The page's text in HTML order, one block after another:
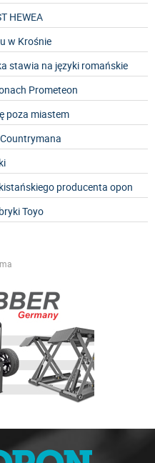
HEWEA
w Krośnie
stawia na języki romańskie
Prometeon
poza miastem
producenta opon
Toyo